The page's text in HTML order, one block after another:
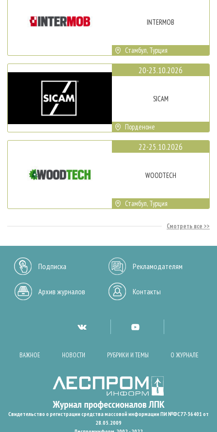
INTERMOB
Стамбул, Турция
20-23.10.2026
SICAM
Порденоне
22-25.10.2026
WOODTECH
Стамбул, Турция
Смотреть все
Подписка Рекламодателям
Архив журналов Контакты
ВАЖНОЕ НОВОСТИ РУБРИКИ И ТЕМЫ О ЖУРНАЛЕ
Свидетельство о регистрации средства массовой информации ПИ №ФС77-36401 от
28.05.2009